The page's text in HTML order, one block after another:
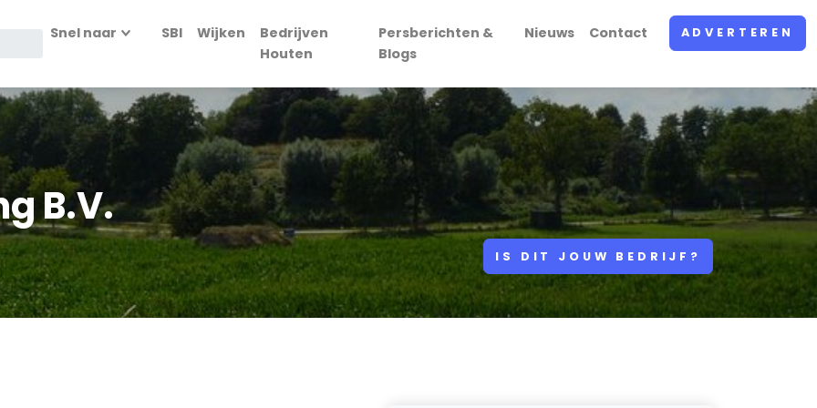
Snel naar SBI Wijken
Bedrijven
Houten
Persberichten &
Blogs
Nieuws Contact ADVERTEREN
B.V.
IS DIT JOUW BEDRIJF?